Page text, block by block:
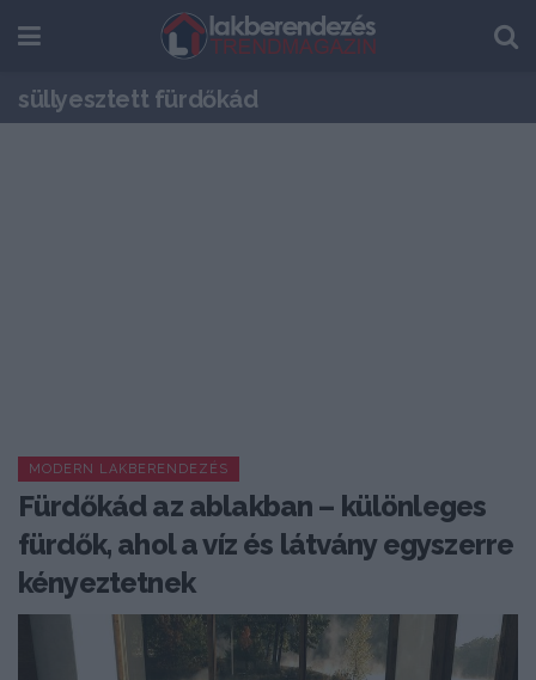
süllyesztett fürdőkád
MODERN LAKBERENDEZÉS
Fürdőkád az ablakban – különleges
fürdők, ahol a víz és látvány egyszerre
kényeztetnek